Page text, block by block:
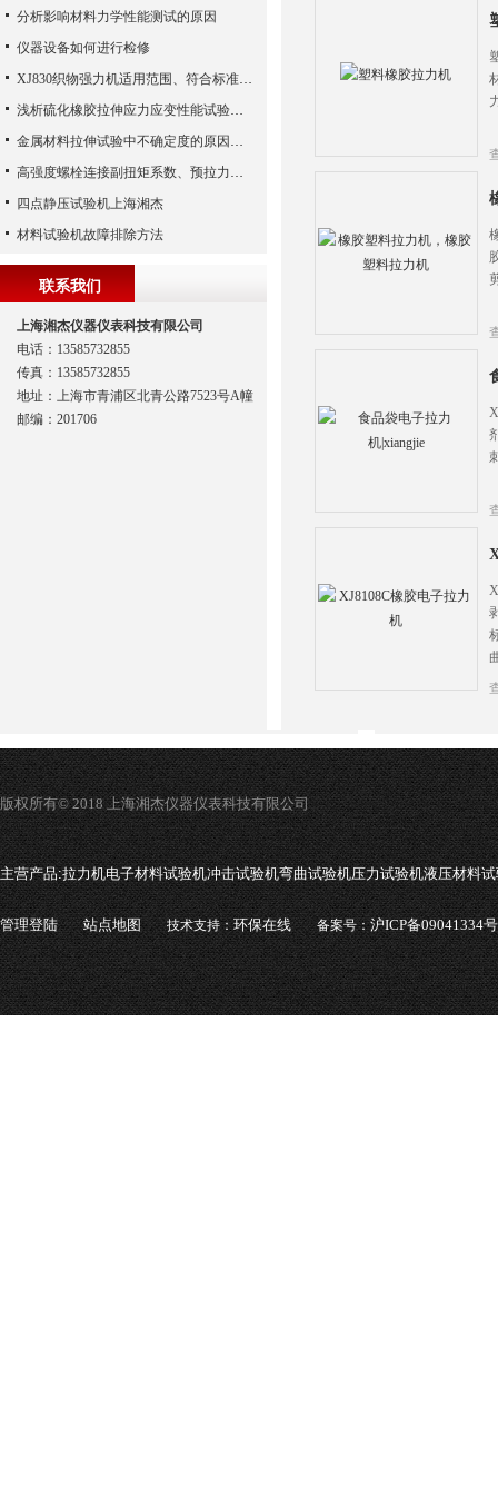
分析影响材料力学性能测试的原因
仪器设备如何进行检修
XJ830织物强力机适用范围、符合标准、技术参数
浅析硫化橡胶拉伸应力应变性能试验结果的影响因素
金属材料拉伸试验中不确定度的原因有哪些？
高强度螺栓连接副扭矩系数、预拉力、抗滑移系数检测细则
四点静压试验机上海湘杰
材料试验机故障排除方法
联系我们
上海湘杰仪器仪表科技有限公司
电话：13585732855
传真：13585732855
地址：上海市青浦区北青公路7523号A幢
邮编：201706
版权所有© 2018 上海湘杰仪器仪表科技有限公司
主营产品:拉力机电子材料试验机冲击试验机弯曲试验机压力试验机液压材料
管理登陆 站点地图 技术支持：环保在线 备案号：沪ICP备09041334